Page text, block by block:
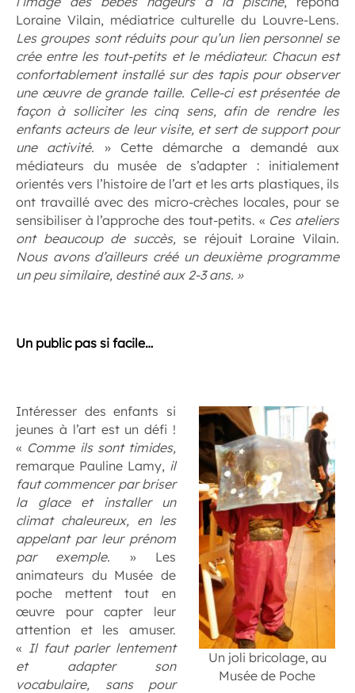
Loraine Vilain, médiatrice culturelle du Louvre-Lens.
Les groupes sont réduits pour qu’un lien personnel se
crée entre les tout-petits et le médiateur. Chacun est
confortablement installé sur des tapis pour observer
une œuvre de grande taille. Celle-ci est présentée de
façon à solliciter les cinq sens, afin de rendre les
enfants acteurs de leur visite, et sert de support pour
une activité. » Cette démarche a demandé aux
médiateurs du musée de s’adapter : initialement
orientés vers l’histoire de l’art et les arts plastiques, ils
ont travaillé avec des micro-crèches locales, pour se
sensibiliser à l’approche des tout-petits. « Ces ateliers
ont beaucoup de succès, se réjouit Loraine Vilain.
Nous avons d’ailleurs créé un deuxième programme
un peu similaire, destiné aux 2-3 ans. »
Un public pas si facile…
Un joli bricolage, au
Musée de Poche
Intéresser des enfants si
jeunes à l’art est un défi !
« Comme ils sont timides,
remarque Pauline Lamy, il
faut commencer par briser
la glace et installer un
climat chaleureux, en les
appelant par leur prénom
par exemple. » Les
animateurs du Musée de
poche mettent tout en
œuvre pour capter leur
attention et les amuser.
« Il faut parler lentement
et adapter son
vocabulaire, sans pour